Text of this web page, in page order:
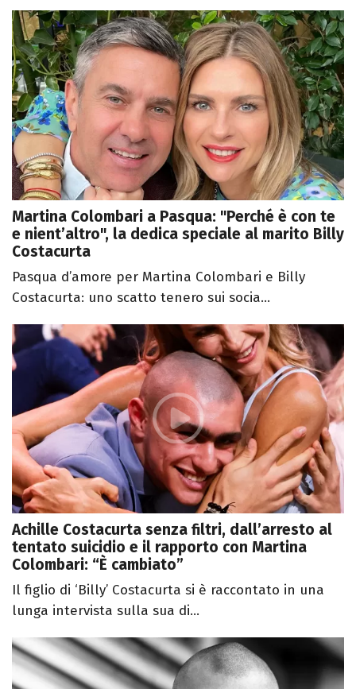
Martina Colombari a Pasqua: "Perché è con te
e nient’altro", la dedica speciale al marito Billy
Costacurta
Pasqua d’amore per Martina Colombari e Billy
Costacurta: uno scatto tenero sui socia...
Achille Costacurta senza filtri, dall’arresto al
tentato suicidio e il rapporto con Martina
Colombari: “È cambiato”
Il figlio di ‘Billy’ Costacurta si è raccontato in una
lunga intervista sulla sua di...